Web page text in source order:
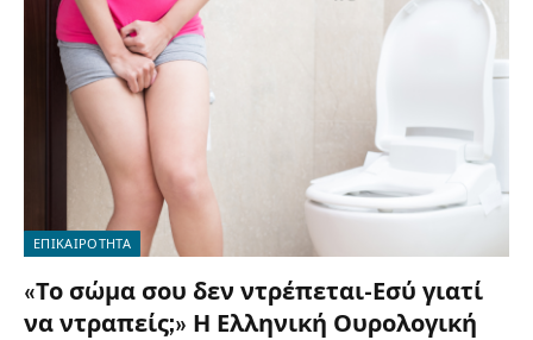
ΕΠΙΚΑΙΡΟΤΗΤΑ
«Το σώμα σου δεν ντρέπεται-Εσύ γιατί
να ντραπείς;» Η Ελληνική Ουρολογική